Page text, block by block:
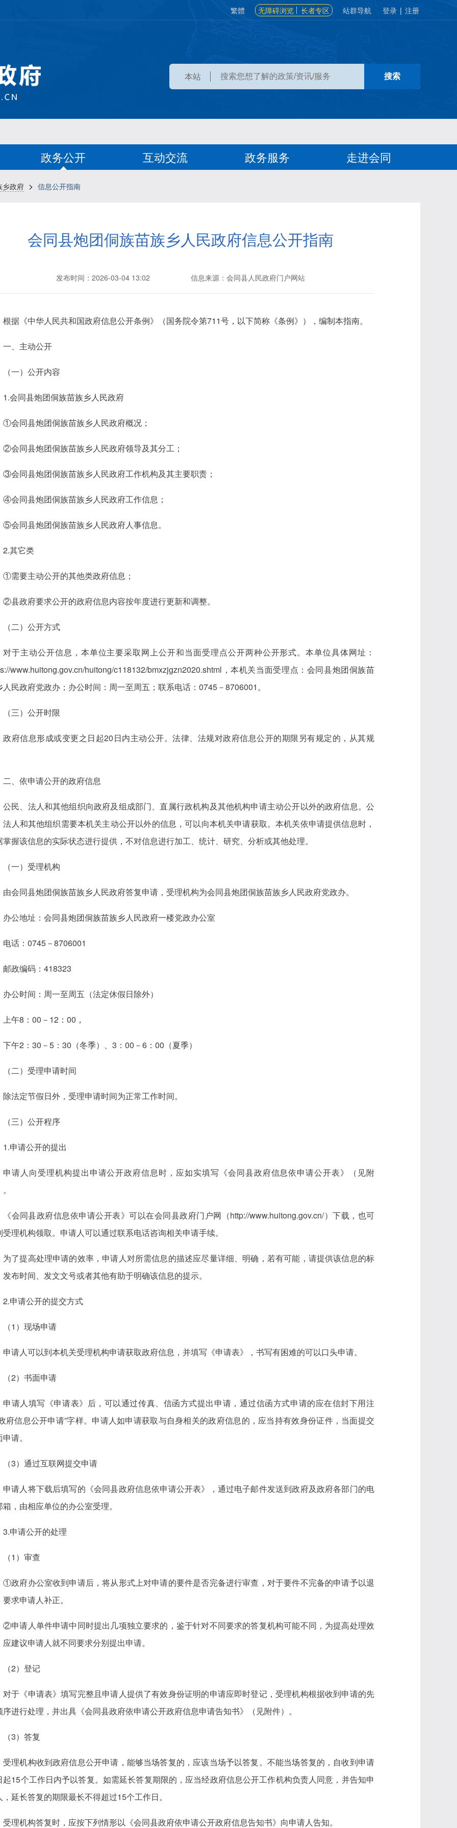
繁體 无障碍浏览 长者专区 站群导航 登录 | 注册
本站
政务公开 互动交流 政务服务 走进会同
乡政府 > 信息公开指南
会同县炮团侗族苗族乡人民政府信息公开指南
发布时间：2026-03-04 13:02 信息来源：会同县人民政府门户网站
根据《中华人民共和国政府信息公开条例》（国务院令第711号，以下简称《条例》），编制本指南。
一、主动公开
（一）公开内容
1.会同县炮团侗族苗族乡人民政府
①会同县炮团侗族苗族乡人民政府概况；
②会同县炮团侗族苗族乡人民政府领导及其分工；
③会同县炮团侗族苗族乡人民政府工作机构及其主要职责；
④会同县炮团侗族苗族乡人民政府工作信息；
⑤会同县炮团侗族苗族乡人民政府人事信息。
2.其它类
①需要主动公开的其他类政府信息；
②县政府要求公开的政府信息内容按年度进行更新和调整。
（二）公开方式
对于主动公开信息，本单位主要采取网上公开和当面受理点公开两种公开形式。本单位具体网址：
www.huitong.gov.cn/huitong/c118132/bmxzjgzn2020.shtml，本机关当面受理点：会同县炮团侗族苗
人民政府党政办；办公时间：周一至周五；联系电话：0745－8706001。
（三）公开时限
政府信息形成或变更之日起20日内主动公开。法律、法规对政府信息公开的期限另有规定的，从其规
二、依申请公开的政府信息
公民、法人和其他组织向政府及组成部门、直属行政机构及其他机构申请主动公开以外的政府信息。公
法人和其他组织需要本机关主动公开以外的信息，可以向本机关申请获取。本机关依申请提供信息时，
掌握该信息的实际状态进行提供，不对信息进行加工、统计、研究、分析或其他处理。
（一）受理机构
由会同县炮团侗族苗族乡人民政府答复申请，受理机构为会同县炮团侗族苗族乡人民政府党政办。
办公地址：会同县炮团侗族苗族乡人民政府一楼党政办公室
电话：0745－8706001
邮政编码：418323
办公时间：周一至周五（法定休假日除外）
上午8：00－12：00，
下午2：30－5：30（冬季）、3：00－6：00（夏季）
（二）受理申请时间
除法定节假日外，受理申请时间为正常工作时间。
（三）公开程序
1.申请公开的提出
申请人向受理机构提出申请公开政府信息时，应如实填写《会同县政府信息依申请公开表》（见附
《会同县政府信息依申请公开表》可以在会同县政府门户网（http://www.huitong.gov.cn/）下载，也可
受理机构领取。申请人可以通过联系电话咨询相关申请手续。
为了提高处理申请的效率，申请人对所需信息的描述应尽量详细、明确，若有可能，请提供该信息的标
发布时间、发文文号或者其他有助于明确该信息的提示。
2.申请公开的提交方式
（1）现场申请
申请人可以到本机关受理机构申请获取政府信息，并填写《申请表》，书写有困难的可以口头申请。
（2）书面申请
申请人填写《申请表》后，可以通过传真、信函方式提出申请，通过信函方式申请的应在信封下用注
府信息公开申请”字样。申请人如申请获取与自身相关的政府信息的，应当持有效身份证件，当面提交
请。
（3）通过互联网提交申请
申请人将下载后填写的《会同县政府信息依申请公开表》，通过电子邮件发送到政府及政府各部门的电
箱，由相应单位的办公室受理。
3.申请公开的处理
（1）审查
①政府办公室收到申请后，将从形式上对申请的要件是否完备进行审查，对于要件不完备的申请予以退
求申请人补正。
②申请人单件申请中同时提出几项独立要求的，鉴于针对不同要求的答复机构可能不同，为提高处理效
应建议申请人就不同要求分别提出申请。
（2）登记
对于《申请表》填写完整且申请人提供了有效身份证明的申请应即时登记，受理机构根据收到申请的先
序进行处理，并出具《会同县政府依申请公开政府信息申请告知书》（见附件）。
（3）答复
受理机构收到政府信息公开申请，能够当场答复的，应该当场予以答复。不能当场答复的，自收到申请
起15个工作日内予以答复。如需延长答复期限的，应当经政府信息公开工作机构负责人同意，并告知申
，延长答复的期限最长不得超过15个工作日。
受理机构答复时，应按下列情形以《会同县政府依申请公开政府信息告知书》向申请人告知。